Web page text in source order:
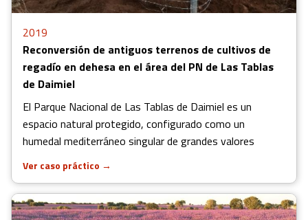
2019
Reconversión de antiguos terrenos de cultivos de
regadío en dehesa en el área del PN de Las Tablas
de Daimiel
El Parque Nacional de Las Tablas de Daimiel es un
espacio natural protegido, configurado como un
humedal mediterráneo singular de grandes valores
Ver caso práctico →